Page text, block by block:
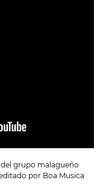
grupo malagueño
por Boa Musica